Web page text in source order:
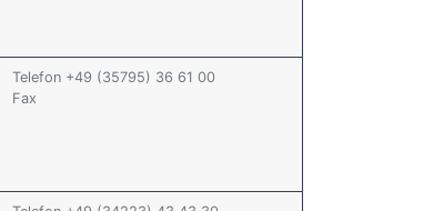
Telefon +49 (35795) 36 61 00
Fax